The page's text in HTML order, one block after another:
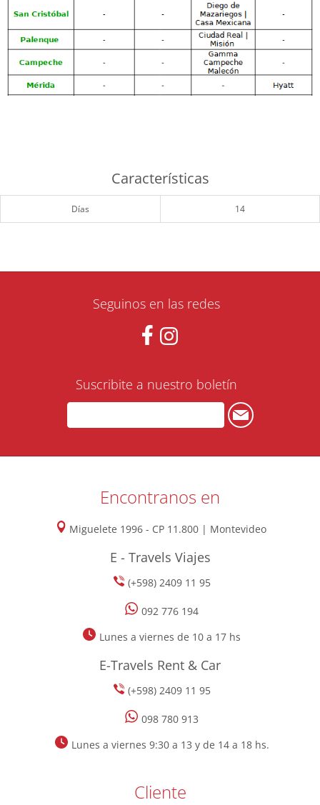
Características
Días 14
Seguinos en las redes
Suscribite a nuestro boletín
Encontranos en
Miguelete 1996 - CP 11.800 | Montevideo
E - Travels Viajes
(+598) 2409 11 95
092 776 194
Lunes a viernes de 10 a 17 hs
E-Travels Rent & Car
(+598) 2409 11 95
098 780 913
Lunes a viernes 9:30 a 13 y de 14 a 18 hs.
Cliente